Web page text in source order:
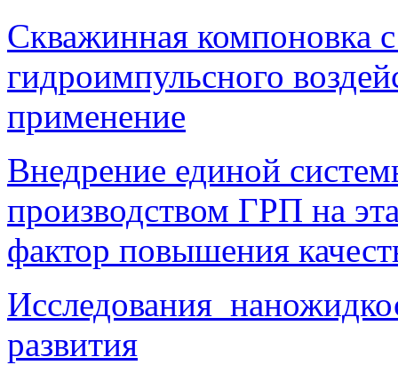
Скважинная компоновка
гидроимпульсного
применение
Внедрение единой
производством ГРП на
фактор повышения
Исследования
развития